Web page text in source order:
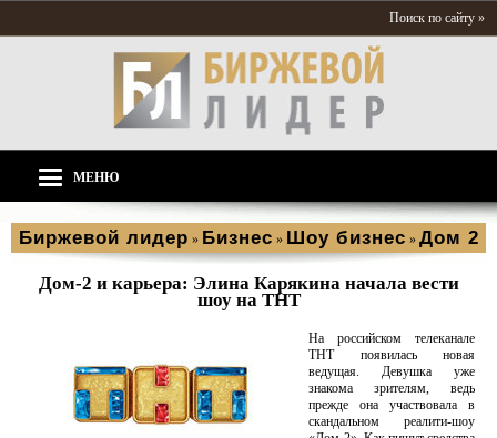
Поиск по сайту »
МЕНЮ
Биржевой лидер » Бизнес » Шоу бизнес » Дом 2
Дом-2 и карьера: Элина Карякина начала вести
шоу на ТНТ
На российском телеканале
ТНТ появилась новая
ведущая. Девушка уже
знакома зрителям, ведь
прежде она участвовала в
скандальном реалити-шоу